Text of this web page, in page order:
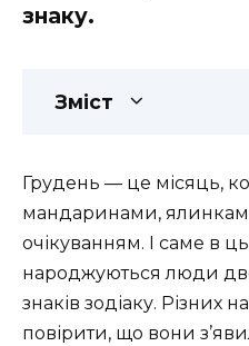
знаку.
Зміст
Грудень — це місяць,
мандаринами,
очікуванням. І саме в
народжуються люди
знаків зодіаку. Різних
повірити, що вони